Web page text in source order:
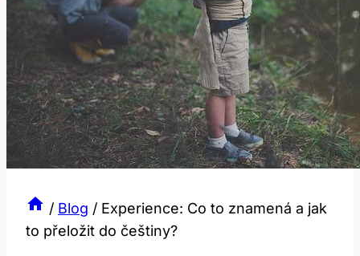
/ Blog / Experience: Co to znamená a jak
to přeložit do češtiny?